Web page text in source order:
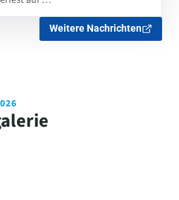
Weitere Nachrichten